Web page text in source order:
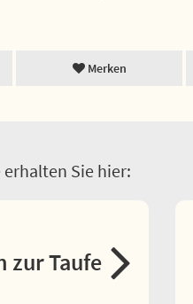
Merken
Sie hier:
zur Taufe